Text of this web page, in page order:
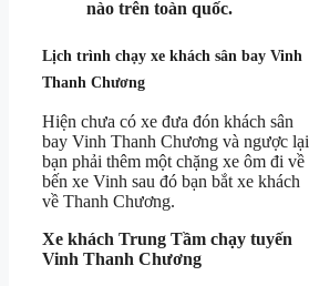
nào trên toàn quốc.
Lịch trình chạy xe khách sân bay Vinh
Thanh Chương
Hiện chưa có xe đưa đón khách sân
bay Vinh Thanh Chương và ngược lại
bạn phải thêm một chặng xe ôm đi về
bến xe Vinh sau đó bạn bắt xe khách
về Thanh Chương.
Xe khách Trung Tầm chạy tuyến
Vinh Thanh Chương